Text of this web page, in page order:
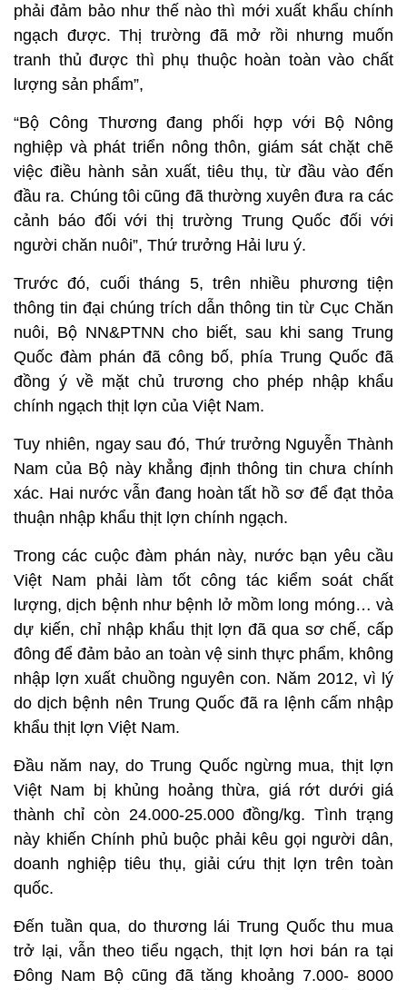
phải đảm bảo như thế nào thì mới xuất khẩu chính
ngạch được. Thị trường đã mở rồi nhưng muốn
tranh thủ được thì phụ thuộc hoàn toàn vào chất
lượng sản phẩm”,
“Bộ Công Thương đang phối hợp với Bộ Nông
nghiệp và phát triển nông thôn, giám sát chặt chẽ
việc điều hành sản xuất, tiêu thụ, từ đầu vào đến
đầu ra. Chúng tôi cũng đã thường xuyên đưa ra các
cảnh báo đối với thị trường Trung Quốc đối với
người chăn nuôi”, Thứ trưởng Hải lưu ý.
Trước đó, cuối tháng 5, trên nhiều phương tiện
thông tin đại chúng trích dẫn thông tin từ Cục Chăn
nuôi, Bộ NN&PTNN cho biết, sau khi sang Trung
Quốc đàm phán đã công bố, phía Trung Quốc đã
đồng ý về mặt chủ trương cho phép nhập khẩu
chính ngạch thịt lợn của Việt Nam.
Tuy nhiên, ngay sau đó, Thứ trưởng Nguyễn Thành
Nam của Bộ này khẳng định thông tin chưa chính
xác. Hai nước vẫn đang hoàn tất hồ sơ để đạt thỏa
thuận nhập khẩu thịt lợn chính ngạch.
Trong các cuộc đàm phán này, nước bạn yêu cầu
Việt Nam phải làm tốt công tác kiểm soát chất
lượng, dịch bệnh như bệnh lở mồm long móng… và
dự kiến, chỉ nhập khẩu thịt lợn đã qua sơ chế, cấp
đông để đảm bảo an toàn vệ sinh thực phẩm, không
nhập lợn xuất chuồng nguyên con. Năm 2012, vì lý
do dịch bệnh nên Trung Quốc đã ra lệnh cấm nhập
khẩu thịt lợn Việt Nam.
Đầu năm nay, do Trung Quốc ngừng mua, thịt lợn
Việt Nam bị khủng hoảng thừa, giá rớt dưới giá
thành chỉ còn 24.000-25.000 đồng/kg. Tình trạng
này khiến Chính phủ buộc phải kêu gọi người dân,
doanh nghiệp tiêu thụ, giải cứu thịt lợn trên toàn
quốc.
Đến tuần qua, do thương lái Trung Quốc thu mua
trở lại, vẫn theo tiểu ngạch, thịt lợn hơi bán ra tại
Đông Nam Bộ cũng đã tăng khoảng 7.000- 8000